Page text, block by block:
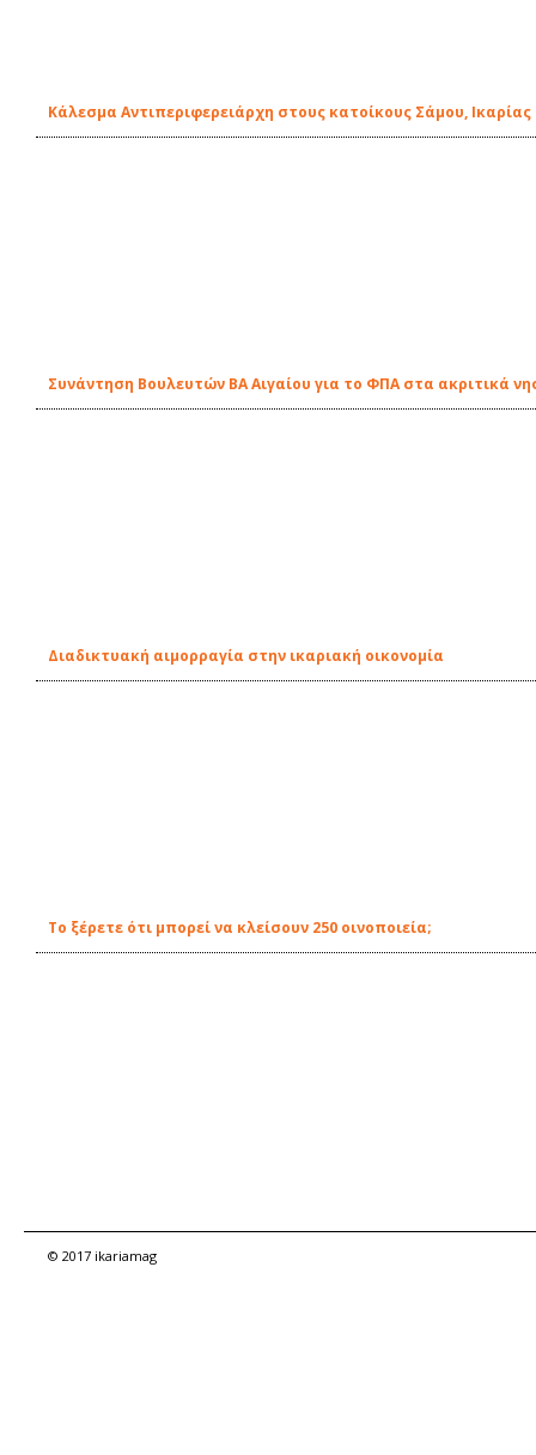
Κάλεσμα Αντιπεριφερειάρχη στους κατοίκους Σάμου,
Συνάντηση Βουλευτών ΒΑ Αιγαίου για το ΦΠΑ στα ακριτικά
Διαδικτυακή αιμορραγία στην ικαριακή οικονομία
Το ξέρετε ότι μπορεί να κλείσουν 250 οινοποιεία;
© 2017 ikariamag